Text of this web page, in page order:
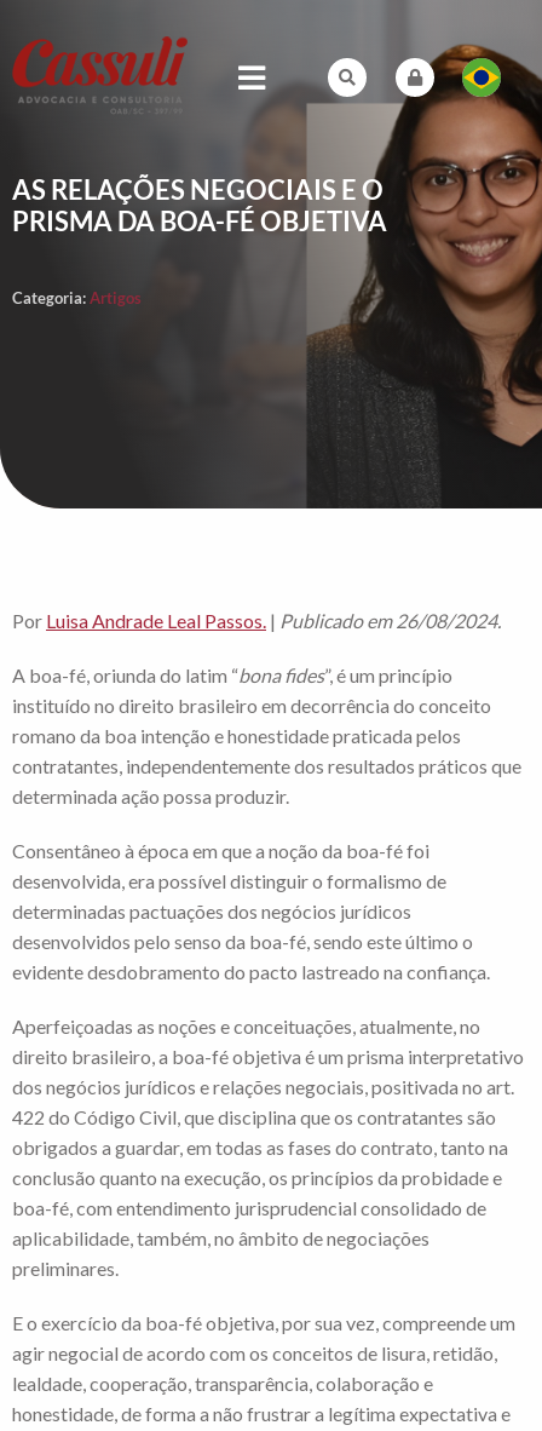
AS RELAÇÕES NEGOCIAIS E O
PRISMA DA BOA-FÉ OBJETIVA
Categoria:Artigos
Por Luisa Andrade Leal Passos. | Publicado em 26/08/2024.
A boa-fé, oriunda do latim “bona fides”, é um princípio
instituído no direito brasileiro em decorrência do conceito
romano da boa intenção e honestidade praticada pelos
contratantes, independentemente dos resultados práticos que
determinada ação possa produzir.
Consentâneo à época em que a noção da boa-fé foi
desenvolvida, era possível distinguir o formalismo de
determinadas pactuações dos negócios jurídicos
desenvolvidos pelo senso da boa-fé, sendo este último o
evidente desdobramento do pacto lastreado na confiança.
Aperfeiçoadas as noções e conceituações, atualmente, no
direito brasileiro, a boa-fé objetiva é um prisma interpretativo
dos negócios jurídicos e relações negociais, positivada no art.
422 do Código Civil, que disciplina que os contratantes são
obrigados a guardar, em todas as fases do contrato, tanto na
conclusão quanto na execução, os princípios da probidade e
boa-fé, com entendimento jurisprudencial consolidado de
aplicabilidade, também, no âmbito de negociações
preliminares.
E o exercício da boa-fé objetiva, por sua vez, compreende um
agir negocial de acordo com os conceitos de lisura, retidão,
lealdade, cooperação, transparência, colaboração e
honestidade, de forma a não frustrar a legítima expectativa e